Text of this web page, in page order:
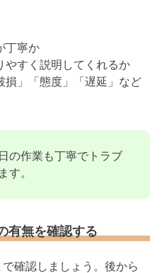
丁寧か
やすく説明してくれるか
損」「態度」「遅延」など
の作業も丁寧でトラブ
す。
有無を確認する
確認しましょう。後から